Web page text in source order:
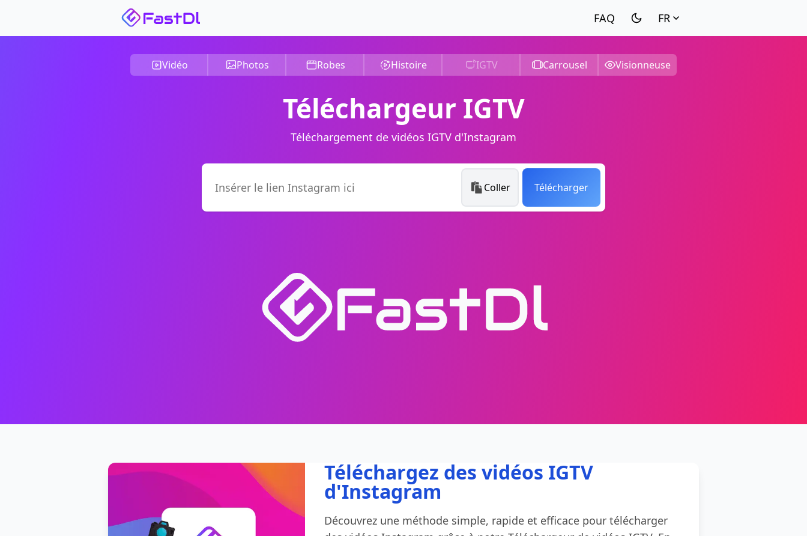
FR
Vidéo Photos Robes Histoire IGTV Carrousel Visionneuse
Téléchargeur IGTV
Téléchargement de vidéos IGTV d'Instagram
Coller Télécharger
Téléchargez des vidéos IGTV
d'Instagram
Découvrez une méthode simple, rapide et efficace pour télécharger